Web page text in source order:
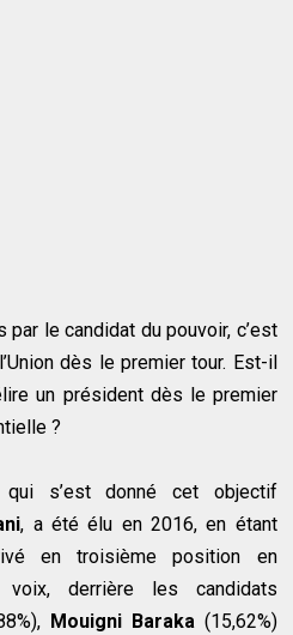
par le candidat du pouvoir, c’est
dès le premier tour. Est-il
un président dès le premier
?
s’est donné cet objectif
, a été élu en 2016, en étant
en troisième position en
derrière les candidats
Mouigni Baraka (15,62%)